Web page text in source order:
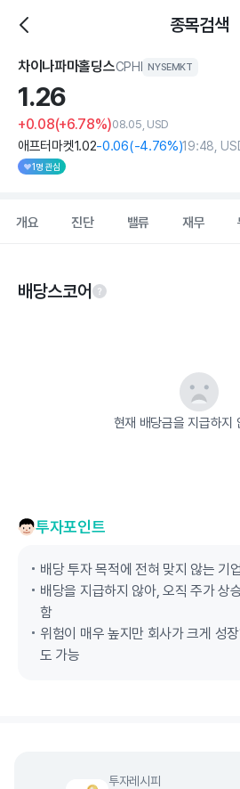
종목검색
차이나파마홀딩스CPHI NYSEMKT
1.26
+0.08(+6.78%)08.05, USD
애프터마켓1.02-0.06(-4.76%)19:48,
1명 관심
개요 진단 밸류 재무
배당스코어
현재 배당금을 지급하지
투자포인트
배당 투자 목적에 전혀 맞지 않는 기업
배당을 지급하지 않아, 오직 주가 상
함
위험이 매우 높지만 회사가 크게 성
도 가능
투자레시피